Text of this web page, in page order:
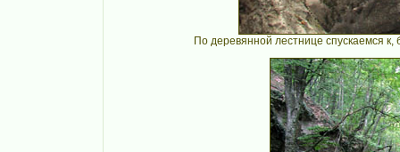
По деревянной лестнице спускаемся